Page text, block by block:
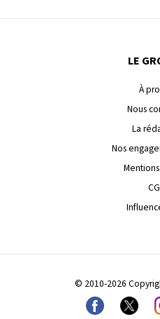
LE
À
Nous
La
Nos
© 2010-2026